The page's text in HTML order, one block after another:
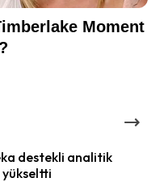
destekli analitik